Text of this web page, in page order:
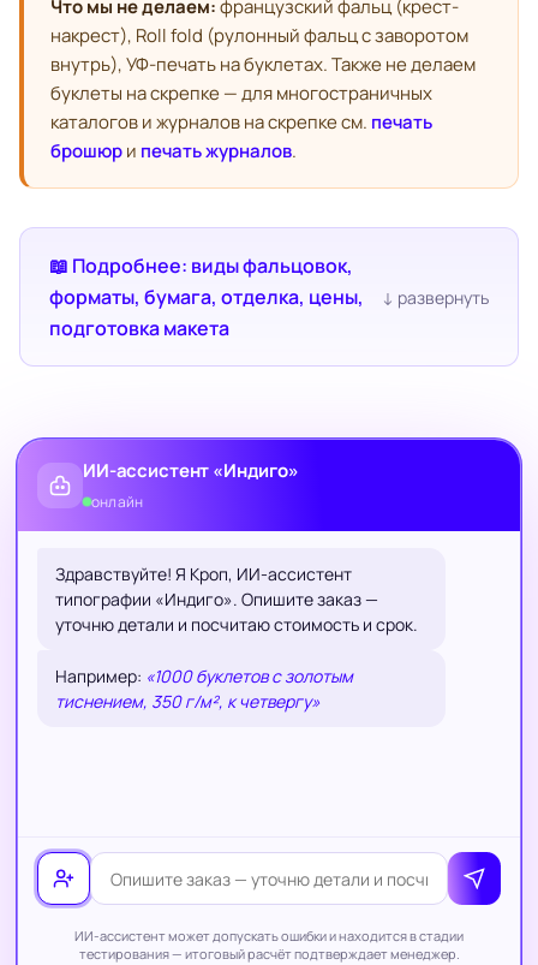
Что мы не делаем:французский фальц (крест-
накрест), Roll fold (рулонный фальц с заворотом
внутрь), УФ-печать на буклетах. Также не делаем
буклеты на скрепке — для многостраничных
каталогов и журналов на скрепке см. печать
брошюри печать журналов.
📖 Подробнее: виды фальцовок,
форматы, бумага, отделка, цены,
подготовка макета
ИИ-ассистент «Индиго»
онлайн
Здравствуйте! Я Кроп, ИИ-ассистент
типографии «Индиго». Опишите заказ —
уточню детали и посчитаю стоимость и срок.
Например: «1000 буклетов с золотым
тиснением, 350 г/м², к четвергу»
ИИ-ассистент может допускать ошибки и находится в стадии
тестирования — итоговый расчёт подтверждает менеджер.